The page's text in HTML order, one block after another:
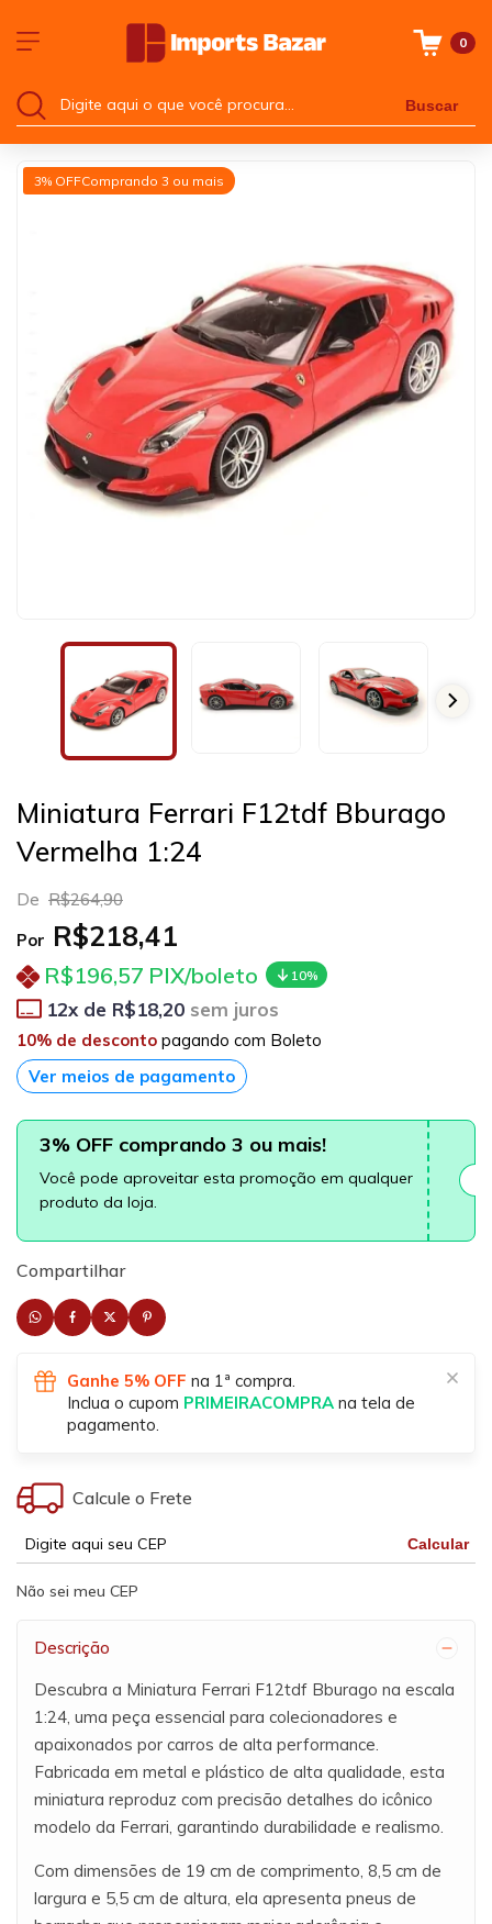
0
Buscar
3% OFFComprando 3 ou mais
Miniatura Ferrari F12tdf Bburago
Vermelha 1:24
De R$264,90
Por R$218,41
R$196,57 PIX/boleto 10%
12x de R$18,20 sem juros
10% de desconto pagando com Boleto
Ver meios de pagamento
3% OFF comprando 3 ou mais!
Você pode aproveitar esta promoção em qualquer
produto da loja.
Compartilhar
Ganhe 5% OFF na 1ª compra.
Inclua o cupom PRIMEIRACOMPRA na tela de
pagamento.
Calcule o Frete
Calcular
Não sei meu CEP
Descrição
Descubra a Miniatura Ferrari F12tdf Bburago na escala
1:24, uma peça essencial para colecionadores e
apaixonados por carros de alta performance.
Fabricada em metal e plástico de alta qualidade, esta
miniatura reproduz com precisão detalhes do icônico
modelo da Ferrari, garantindo durabilidade e realismo.
Com dimensões de 19 cm de comprimento, 8,5 cm de
largura e 5,5 cm de altura, ela apresenta pneus de